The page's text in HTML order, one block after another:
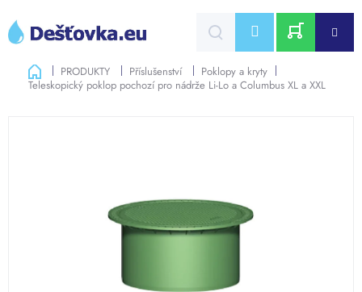
obsah
CZK
NÁKUPNÍ
KOŠÍK
DomůPRODUKTY Příslušenství
Poklopy a kryty
Teleskopický poklop pochozí pro nádrže Li-Lo a Columbus XL a XXL